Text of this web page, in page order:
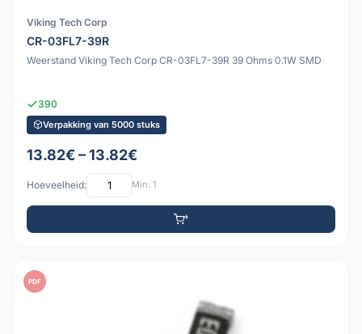
Viking Tech Corp
CR-03FL7-39R
Weerstand Viking Tech Corp CR-03FL7-39R 39 Ohms 0.1W SMD
390
Verpakking van 5000 stuks
13.82€ – 13.82€
Hoeveelheid: Min: 1
PDF